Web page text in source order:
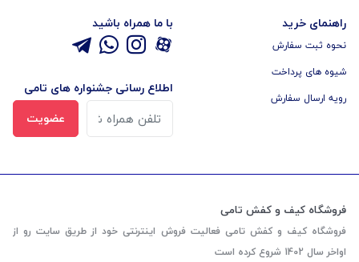
راهنمای خرید
نحوه ثبت سفارش
شیوه های پرداخت
رویه ارسال سفارش
با ما همراه باشید
اطلاع رسانی جشنواره های تامی
عضویت
فروشگاه کیف و کفش تامی
فروشگاه کیف و کفش تامی فعالیت فروش اینترنتی خود از طریق سایت رو از
اواخر سال 1402 شروع کرده است